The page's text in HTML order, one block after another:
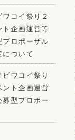
コイ祭り２
ト企画運営等
プロポーザル
について
ビワコイ祭り
ント企画運営
募型プロポー